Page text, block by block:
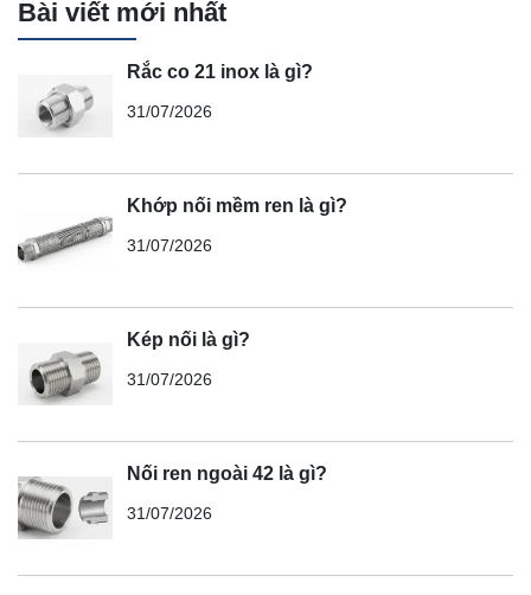
Bài viết mới nhất
Rắc co 21 inox là gì?
31/07/2026
Khớp nối mềm ren là gì?
31/07/2026
Kép nối là gì?
31/07/2026
Nối ren ngoài 42 là gì?
31/07/2026